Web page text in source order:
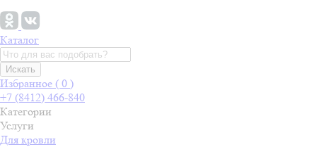
Каталог
Искать
Избранное ( 0 )
+7 (8412) 466-840
Категории
Услуги
Для кровли